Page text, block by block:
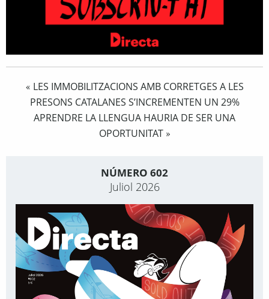
« LES IMMOBILITZACIONS AMB CORRETGES A LES
PRESONS CATALANES S’INCREMENTEN UN 29%
APRENDRE LA LLENGUA HAURIA DE SER UNA
OPORTUNITAT»
NÚMERO 602
Juliol 2026